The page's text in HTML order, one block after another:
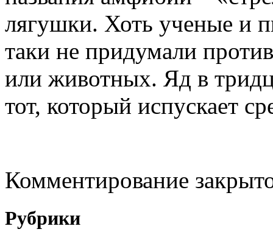
лягушки. Хоть ученые и
таки не придумали
или животных. Яд в
тот, который испускает
Комментирование
Рубрики